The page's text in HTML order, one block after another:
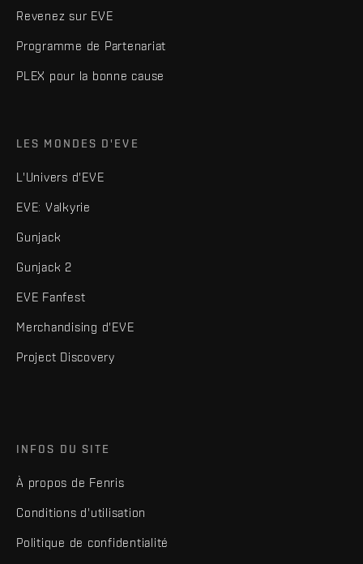
Revenez sur EVE
Programme de Partenariat
PLEX pour la bonne cause
LES MONDES D'EVE
L'Univers d'EVE
EVE: Valkyrie
Gunjack
Gunjack 2
EVE Fanfest
Merchandising d'EVE
Project Discovery
INFOS DU SITE
À propos de Fenris
Conditions d'utilisation
Politique de confidentialité